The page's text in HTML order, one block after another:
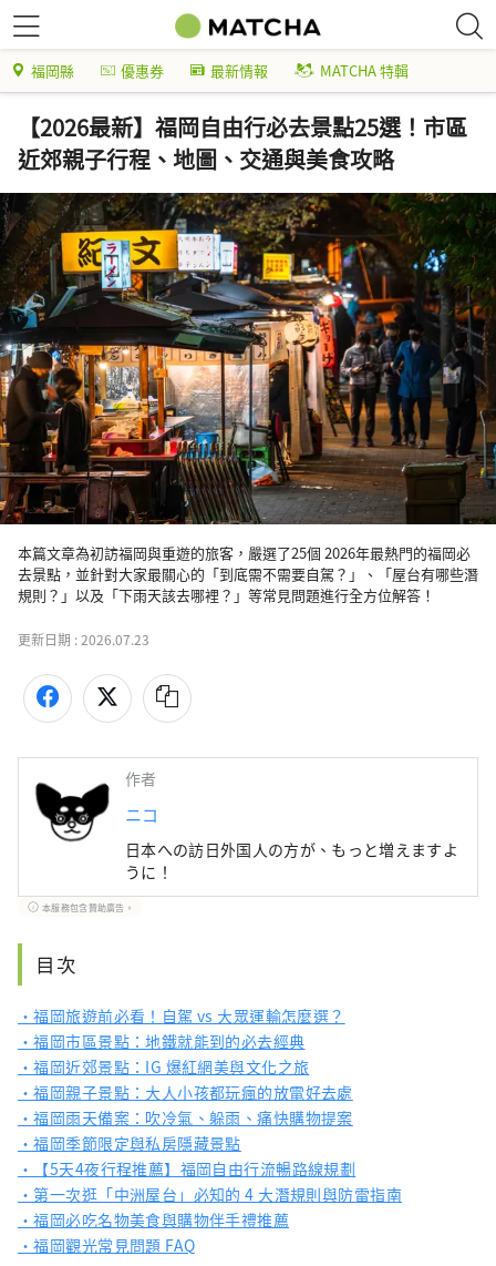
福岡縣 優惠券 最新情報 MATCHA 特輯
【2026最新】福岡自由行必去景點25選！市區
近郊親子行程、地圖、交通與美食攻略
本篇文章為初訪福岡與重遊的旅客，嚴選了25個 2026年最熱門的福岡必
去景點，並針對大家最關心的「到底需不需要自駕？」、「屋台有哪些潛
更新日期 :2026.07.23
作者
ニコ
日本への訪日外国人の方が、もっと増えますよ
うに！
本服務包含贊助廣告。
目次
・福岡旅遊前必看！自駕 vs 大眾運輸怎麼選？
・福岡市區景點：地鐵就能到的必去經典
・福岡近郊景點：IG 爆紅網美與文化之旅
・福岡親子景點：大人小孩都玩瘋的放電好去處
・福岡雨天備案：吹冷氣、躲雨、痛快購物提案
・福岡季節限定與私房隱藏景點
・【5天4夜行程推薦】福岡自由行流暢路線規劃
・第一次逛「中洲屋台」必知的 4 大潛規則與防雷指南
・福岡必吃名物美食與購物伴手禮推薦
・福岡觀光常見問題 FAQ